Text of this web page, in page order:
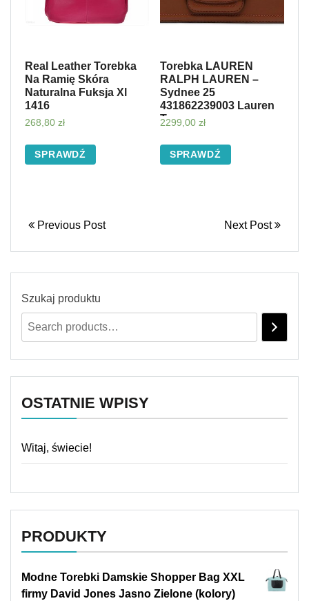
Real Leather Torebka
Na Ramię Skóra
Naturalna Fuksja Xl
1416
268,80 zł
SPRAWDŹ
Torebka LAUREN
RALPH LAUREN –
Sydnee 25
431862239003 Lauren
Tan
2299,00 zł
SPRAWDŹ
Previous Post Next Post
Szukaj produktu
OSTATNIE WPISY
Witaj, świecie!
PRODUKTY
Modne Torebki Damskie Shopper Bag XXL
firmy David Jones Jasno Zielone (kolory)